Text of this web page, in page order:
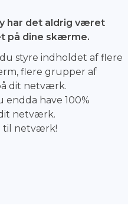
har det aldrig været
på dine skærme.
styre indholdet af flere
flere grupper af
dit netværk.
have 100%
netværk.
til netværk!